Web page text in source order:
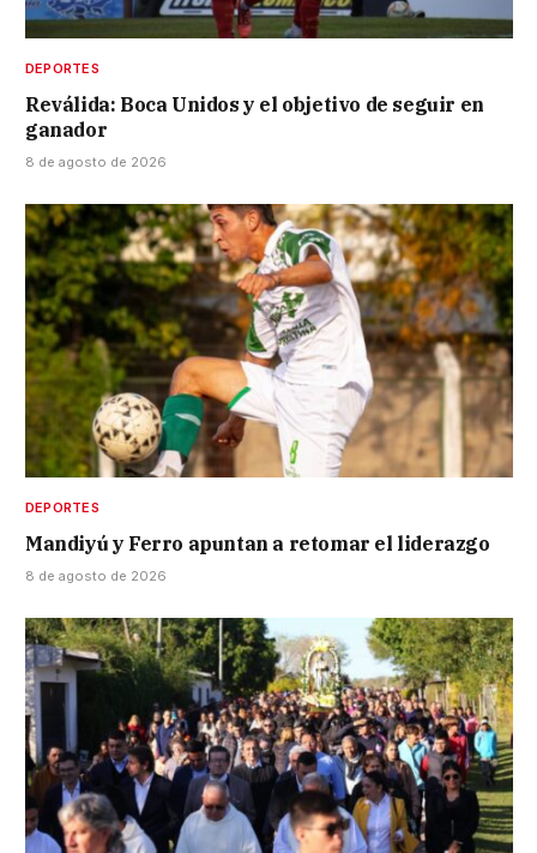
DEPORTES
Reválida: Boca Unidos y el objetivo de seguir en
ganador
8 de agosto de 2026
DEPORTES
Mandiyú y Ferro apuntan a retomar el liderazgo
8 de agosto de 2026